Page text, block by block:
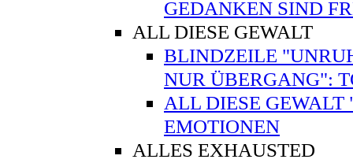
GEDANKEN SIND
ALL DIESE GEWALT
BLINDZEILE
NUR ÜBERGANG":
ALL DIESE
EMOTIONEN
ALLES EXHAUSTED